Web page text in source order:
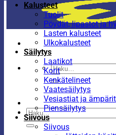
Etsi:
Etsi:
Kalusteet
Tuolit
Pöydät, lipastot ja
Lasten kalusteet
Ulkokalusteet
Säilytys
Laatikot
Korit
Kenkätelineet
Vaatesäilytys
Vesiastiat ja ämpärit
Piensäilytys
Siivous
Siivous